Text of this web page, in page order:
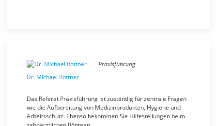
Praxisführung
Dr. Michael Rottner
Das Referat Praxisführung ist zuständig für zentrale Fragen
wie die Aufbereitung von Medizinprodukten, Hygiene und
Arbeitsschutz. Ebenso bekommen Sie Hilfestellungen beim